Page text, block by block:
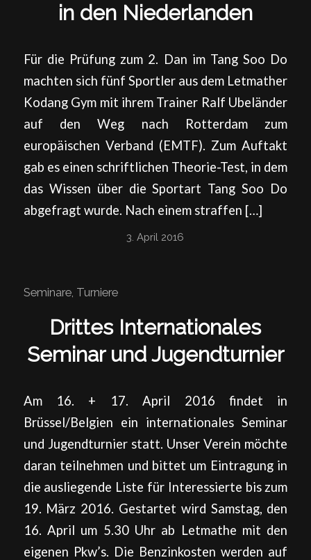
in den Niederlanden
Für die Prüfung zum 2. Dan im Tang Soo Do
machten sich fünf Sportler aus dem Letmather
Kodang Gym mit ihrem Trainer Ralf Ubeländer
auf den Weg nach Rotterdam zum
europäischen Verband (EMTF). Zum Auftakt
gab es einen schriftlichen Theorie-Test, in dem
das Wissen über die Sportart Tang Soo Do
abgefragt wurde. Nach einem straffen […]
3. April 2016
Seminare, Turniere
Drittes Internationales
Seminar und Jugendturnier
Am 16. + 17. April 2016 findet in
Brüssel/Belgien ein internationales Seminar
und Jugendturnier statt. Unser Verein möchte
daran teilnehmen und bittet um Eintragung in
die ausliegende Liste für Interessierte bis zum
19. März 2016. Gestartet wird Samstag, den
16. April um 5.30 Uhr ab Letmathe mit den
eigenen Pkw’s. Die Benzinkosten werden auf